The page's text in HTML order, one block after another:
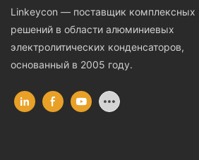
Linkeycon — поставщик комплексных
решений в области алюминиевых
электролитических конденсаторов,
основанный в 2005 году.